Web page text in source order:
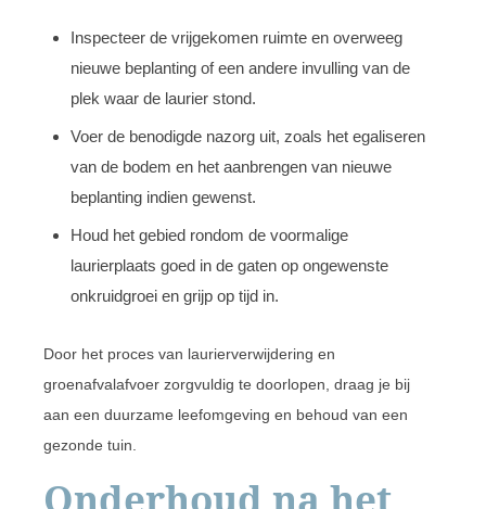
Inspecteer de vrijgekomen ruimte en overweeg
nieuwe beplanting of een andere invulling van de
plek waar de laurier stond.
Voer de benodigde nazorg uit, zoals het egaliseren
van de bodem en het aanbrengen van nieuwe
beplanting indien gewenst.
Houd het gebied rondom de voormalige
laurierplaats goed in de gaten op ongewenste
onkruidgroei en grijp op tijd in.
Door het proces van laurierverwijdering en
groenafvalafvoer zorgvuldig te doorlopen, draag je bij
aan een duurzame leefomgeving en behoud van een
gezonde tuin.
Onderhoud na het